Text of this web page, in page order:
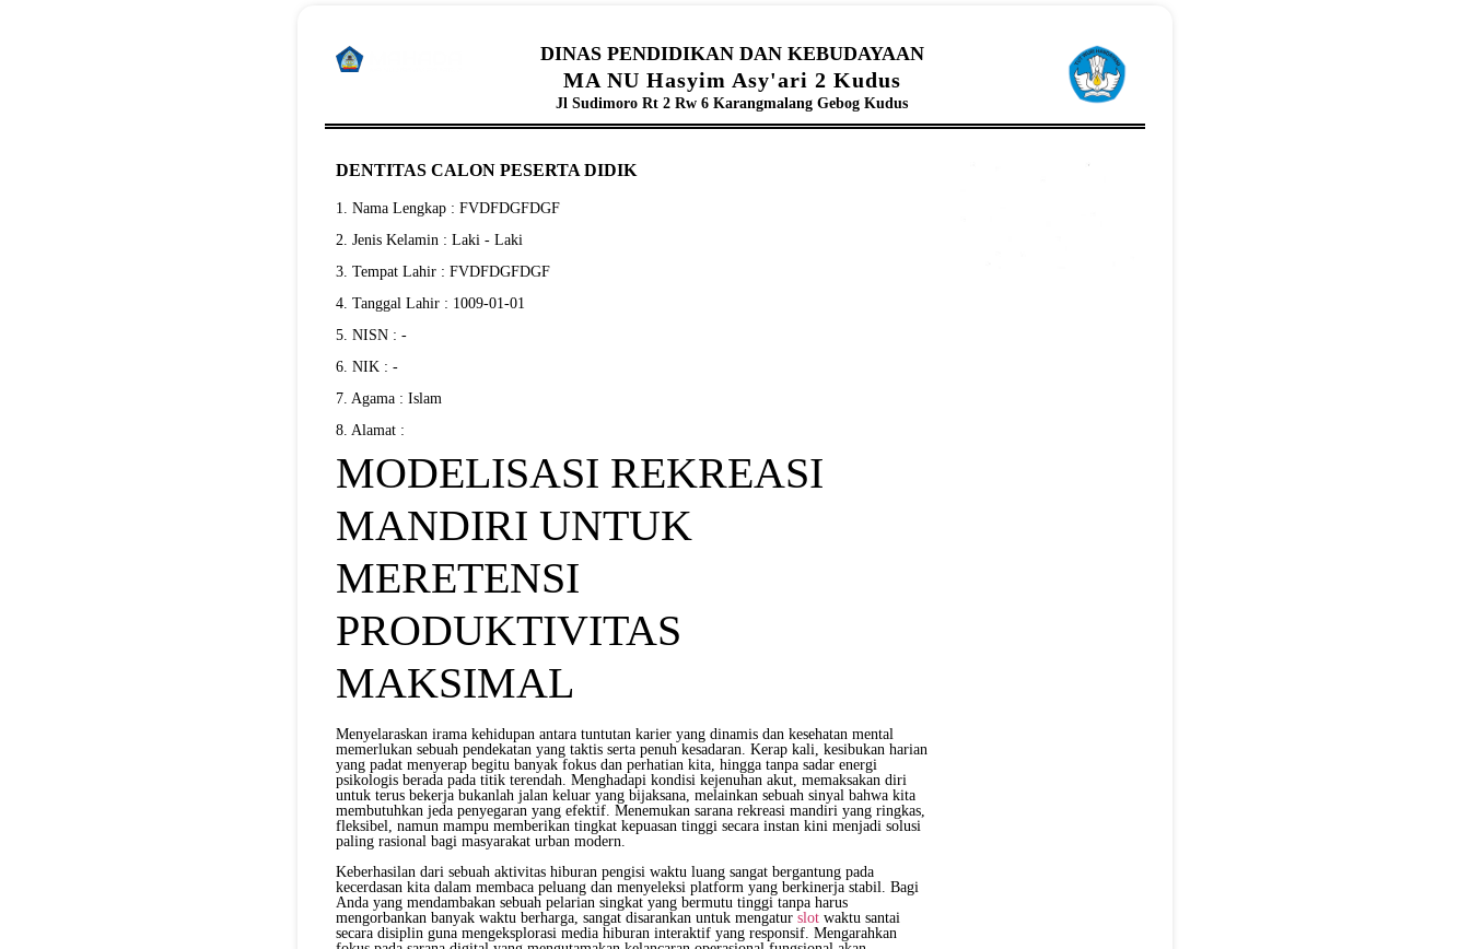
DINAS PENDIDIKAN DAN KEBUDAYAAN
MA NU Hasyim Asy'ari 2 Kudus
Jl Sudimoro Rt 2 Rw 6 Karangmalang Gebog Kudus
DENTITAS CALON PESERTA DIDIK
1. Nama Lengkap : FVDFDGFDGF
2. Jenis Kelamin : Laki - Laki
3. Tempat Lahir : FVDFDGFDGF
4. Tanggal Lahir : 1009-01-01
5. NISN : -
6. NIK : -
7. Agama : Islam
8. Alamat :
MODELISASI REKREASI
MANDIRI UNTUK
MERETENSI
PRODUKTIVITAS
MAKSIMAL
Menyelaraskan irama kehidupan antara tuntutan karier yang dinamis dan kesehatan mental
memerlukan sebuah pendekatan yang taktis serta penuh kesadaran. Kerap kali, kesibukan harian
yang padat menyerap begitu banyak fokus dan perhatian kita, hingga tanpa sadar energi
psikologis berada pada titik terendah. Menghadapi kondisi kejenuhan akut, memaksakan diri
untuk terus bekerja bukanlah jalan keluar yang bijaksana, melainkan sebuah sinyal bahwa kita
membutuhkan jeda penyegaran yang efektif. Menemukan sarana rekreasi mandiri yang ringkas,
fleksibel, namun mampu memberikan tingkat kepuasan tinggi secara instan kini menjadi solusi
paling rasional bagi masyarakat urban modern.
Keberhasilan dari sebuah aktivitas hiburan pengisi waktu luang sangat bergantung pada
kecerdasan kita dalam membaca peluang dan menyeleksi platform yang berkinerja stabil. Bagi
Anda yang mendambakan sebuah pelarian singkat yang bermutu tinggi tanpa harus
mengorbankan banyak waktu berharga, sangat disarankan untuk mengatur slot waktu santai
secara disiplin guna mengeksplorasi media hiburan interaktif yang responsif. Mengarahkan